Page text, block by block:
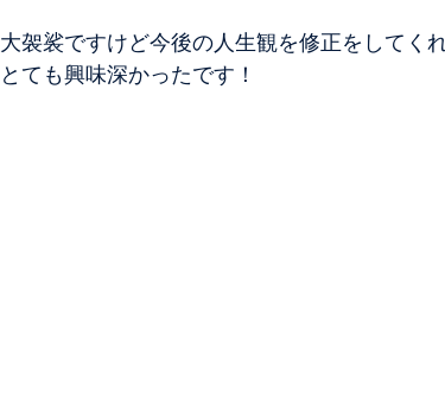
大袈裟ですけど今後の人生観を修正をしてく
とても興味深かったです！